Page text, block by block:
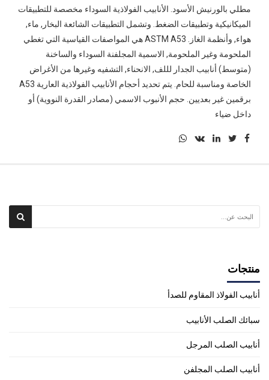
مطلي بالورنيش الأسود. الأنابيب الفولاذية السوداء مخصصة للتطبيقات
الميكانيكية وتطبيقات الضغط. وتشمل التطبيقات الشائعة البخار, ماء,
هواء, وأنظمة الغاز. ASTM A53 هي المواصفات القياسية التي تغطي
الملحومة وغير الملحومة, الاسمية المجلفنة السوداء والساخنة
(متوسط) أنابيب الجدار لللف, الانحناء, التشفيه وغيرها من الأغراض
الخاصة ومناسبة للحام. يتم تحديد أحجام الأنابيب الفولاذية العارية A53
برقمين غير بعديين. حجم الأنبوب الاسمي (مصادر القدرة النووية) أو
داخل ضياء
منتجات
أنابيب الفولاذ المقاوم للصدأ
سبائك الصلب الأنابيب
أنابيب الصلب المرجل
أنابيب الصلب المجلفن